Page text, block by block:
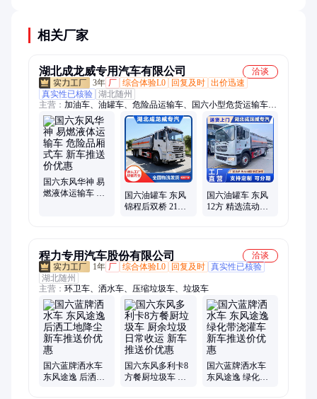
相关厂家
湖北成龙威专用汽车有限公司
洽谈
3年 厂 综合体验L0 回复及时 出价迅速
真实性已核验 湖北随州
主营： 加油车、油罐车、危险品运输车、国六小型危货运输车、
气瓶车
国六东风华神 易
燃液体运输车 危
国六油罐车 东风
锦程后双桥 21方
国六油罐车 东风
12方 精选流动加
程力专用汽车股份有限公司
洽谈
1年 厂 综合体验L0 回复及时 真实性已核验
湖北随州
主营： 环卫车、洒水车、压缩垃圾车、垃圾车
国六蓝牌洒水车
东风途逸 后洒工
国六东风多利卡8
方餐厨垃圾车 厨
国六蓝牌洒水车
东风途逸 绿化带